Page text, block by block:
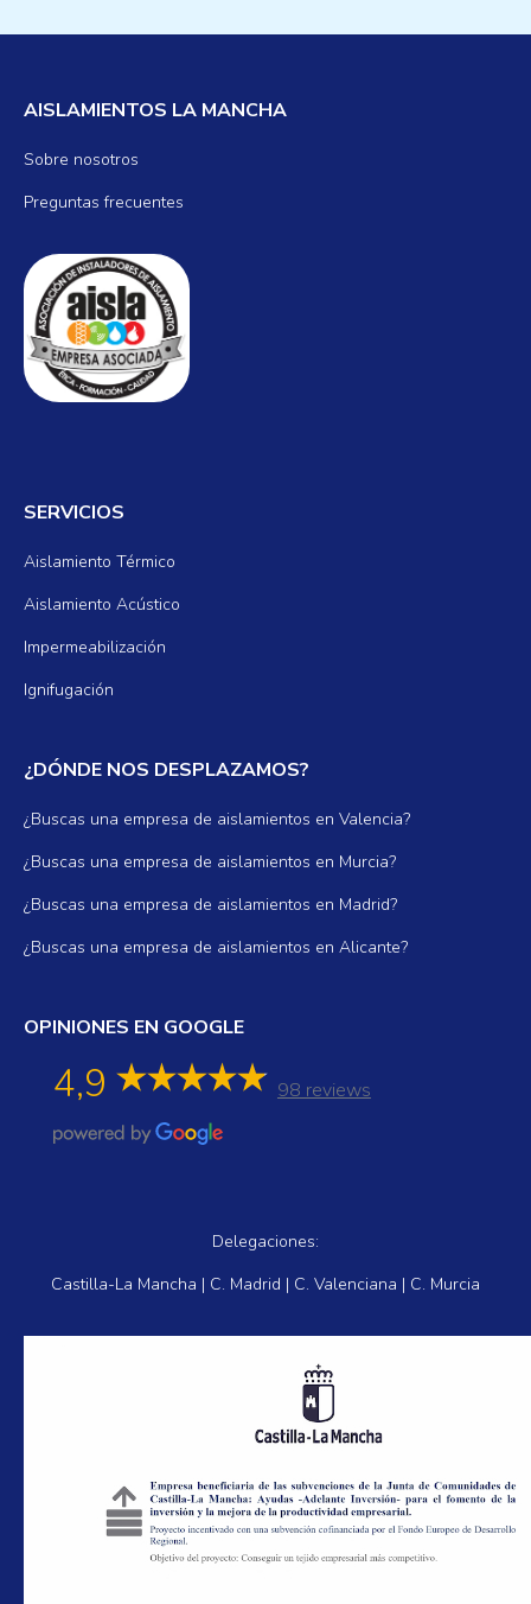
AISLAMIENTOS LA MANCHA
Sobre nosotros
Preguntas frecuentes
SERVICIOS
Aislamiento Térmico
Aislamiento Acústico
Impermeabilización
Ignifugación
¿DÓNDE NOS DESPLAZAMOS?
¿Buscas una empresa de aislamientos en Valencia?
¿Buscas una empresa de aislamientos en Murcia?
¿Buscas una empresa de aislamientos en Madrid?
¿Buscas una empresa de aislamientos en Alicante?
OPINIONES EN GOOGLE
4,9 98 reviews
Delegaciones:
Castilla-La Mancha | C. Madrid | C. Valenciana | C. Murcia